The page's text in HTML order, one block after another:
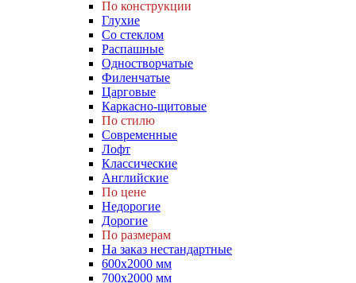
По конструкции
Глухие
Со стеклом
Распашные
Одностворчатые
Филенчатые
Царговые
Каркасно-щитовые
По стилю
Современные
Лофт
Классические
Английские
По цене
Недорогие
Дорогие
По размерам
На заказ нестандартные
600х2000 мм
700х2000 мм